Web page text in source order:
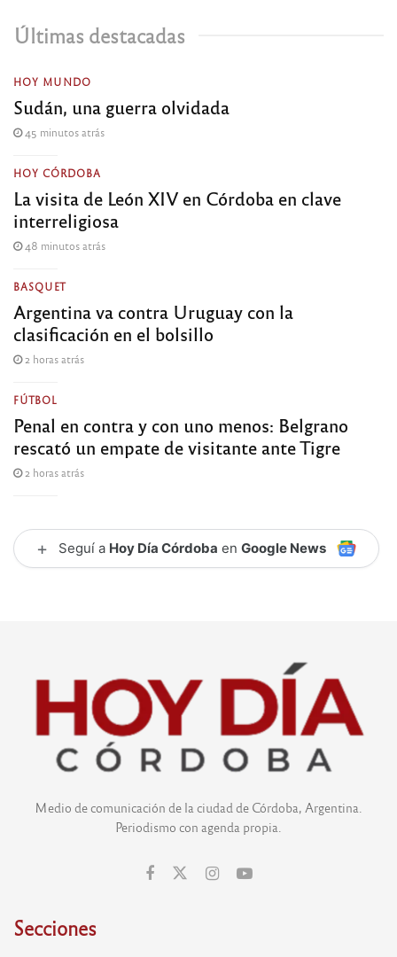
Últimas destacadas
HOY MUNDO
Sudán, una guerra olvidada
45 minutos atrás
HOY CÓRDOBA
La visita de León XIV en Córdoba en clave
interreligiosa
48 minutos atrás
BASQUET
Argentina va contra Uruguay con la
clasificación en el bolsillo
2 horas atrás
FÚTBOL
Penal en contra y con uno menos: Belgrano
rescató un empate de visitante ante Tigre
2 horas atrás
+ Seguí a Hoy Día Córdoba en Google News
Medio de comunicación de la ciudad de Córdoba, Argentina.
Periodismo con agenda propia.
Secciones